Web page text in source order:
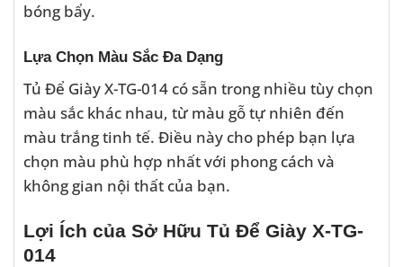
bóng bẩy.
Lựa Chọn Màu Sắc Đa Dạng
Tủ Để Giày X-TG-014 có sẵn trong nhiều tùy chọn
màu sắc khác nhau, từ màu gỗ tự nhiên đến
màu trắng tinh tế. Điều này cho phép bạn lựa
chọn màu phù hợp nhất với phong cách và
không gian nội thất của bạn.
Lợi Ích của Sở Hữu Tủ Để Giày X-TG-
014